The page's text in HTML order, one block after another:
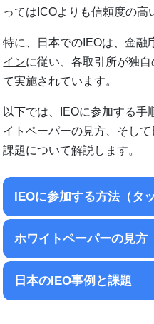
ってはICOよりも信頼度の高
特に、日本でのIEOは、金融
インに従い、各取引所が独
て実施されています。
以下では、IEOに参加する手
イトペーパーの見方、そし
課題について解説します。
IEOに参加する方法（タ
ホワイトペーパーの見方
日本のIEO事例と課題